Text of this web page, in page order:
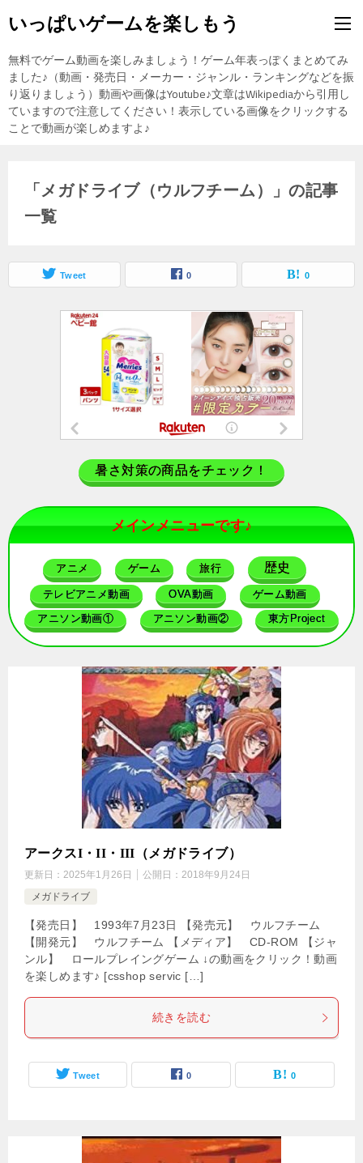
いっぱいゲームを楽しもう
無料でゲーム動画を楽しみましょう！ゲーム年表っぽくまとめてみ
ました♪（動画・発売日・メーカー・ジャンル・ランキングなどを振
り返りましょう）動画や画像はYoutube♪文章はWikipediaから引用し
ていますので注意してください！表示している画像をクリックする
ことで動画が楽しめますよ♪
「メガドライブ（ウルフチーム）」の記事
一覧
Tweet 0 0
暑さ対策の商品をチェック！
メインメニューです♪
アニメ ゲーム 旅行 歴史
テレビアニメ動画 OVA動画 ゲーム動画
アニソン動画① アニソン動画② 東方Project
アークスI・II・III（メガドライブ）
更新日： 2025年1月26日 公開日： 2018年9月24日
メガドライブ
【発売日】 1993年7月23日 【発売元】 ウルフチーム
【開発元】 ウルフチーム 【メディア】 CD-ROM 【ジャ
ンル】 ロールプレイングゲーム ↓の動画をクリック！動画
を楽しめます♪ [csshop servic […]
続きを読む
Tweet 0 0